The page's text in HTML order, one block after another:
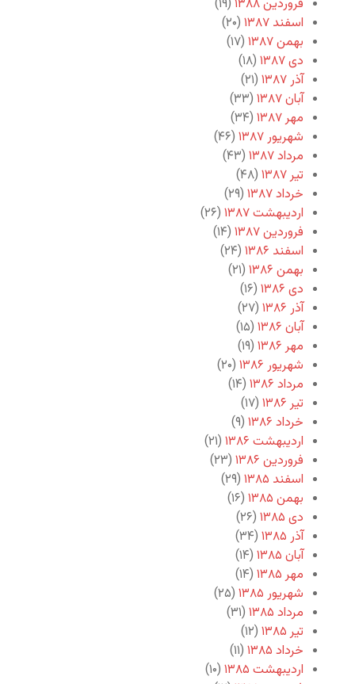
فروردین ۱۳۸۸
(۱۹)
اسفند ۱۳۸۷
(۲۰)
بهمن ۱۳۸۷
(۱۷)
دی ۱۳۸۷
(۱۸)
آذر ۱۳۸۷
(۲۱)
آبان ۱۳۸۷
(۳۳)
مهر ۱۳۸۷
(۳۴)
شهریور ۱۳۸۷
(۴۶)
مرداد ۱۳۸۷
(۴۳)
تیر ۱۳۸۷
(۴۸)
خرداد ۱۳۸۷
(۲۹)
اردیبهشت ۱۳۸۷
(۲۶)
فروردین ۱۳۸۷
(۱۴)
اسفند ۱۳۸۶
(۲۴)
بهمن ۱۳۸۶
(۲۱)
دی ۱۳۸۶
(۱۶)
آذر ۱۳۸۶
(۲۷)
آبان ۱۳۸۶
(۱۵)
مهر ۱۳۸۶
(۱۹)
شهریور ۱۳۸۶
(۲۰)
مرداد ۱۳۸۶
(۱۴)
تیر ۱۳۸۶
(۱۷)
خرداد ۱۳۸۶
(۹)
اردیبهشت ۱۳۸۶
(۲۱)
فروردین ۱۳۸۶
(۲۳)
اسفند ۱۳۸۵
(۲۹)
بهمن ۱۳۸۵
(۱۶)
دی ۱۳۸۵
(۲۶)
آذر ۱۳۸۵
(۳۴)
آبان ۱۳۸۵
(۱۴)
مهر ۱۳۸۵
(۱۴)
شهریور ۱۳۸۵
(۲۵)
مرداد ۱۳۸۵
(۳۱)
تیر ۱۳۸۵
(۱۲)
خرداد ۱۳۸۵
(۱۱)
اردیبهشت ۱۳۸۵
(۱۰)